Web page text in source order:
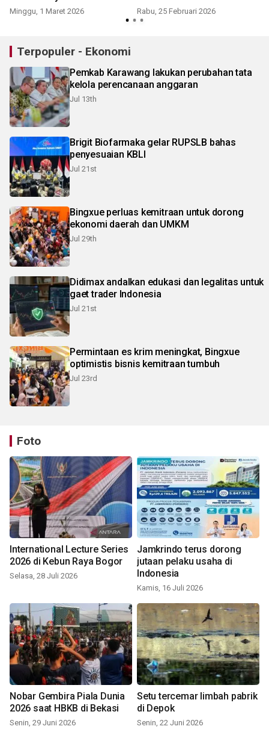
Minggu, 1 Maret 2026 Rabu, 25 Februari 2026
Terpopuler - Ekonomi
Pemkab Karawang lakukan perubahan tata
kelola perencanaan anggaran
Jul 13th
Brigit Biofarmaka gelar RUPSLB bahas
penyesuaian KBLI
Jul 21st
Bingxue perluas kemitraan untuk dorong
ekonomi daerah dan UMKM
Jul 29th
Didimax andalkan edukasi dan legalitas untuk
gaet trader Indonesia
Jul 21st
Permintaan es krim meningkat, Bingxue
optimistis bisnis kemitraan tumbuh
Jul 23rd
Foto
International Lecture Series
2026 di Kebun Raya Bogor
Selasa, 28 Juli 2026
Jamkrindo terus dorong
jutaan pelaku usaha di
Indonesia
Kamis, 16 Juli 2026
Nobar Gembira Piala Dunia
2026 saat HBKB di Bekasi
Senin, 29 Juni 2026
Setu tercemar limbah pabrik
di Depok
Senin, 22 Juni 2026